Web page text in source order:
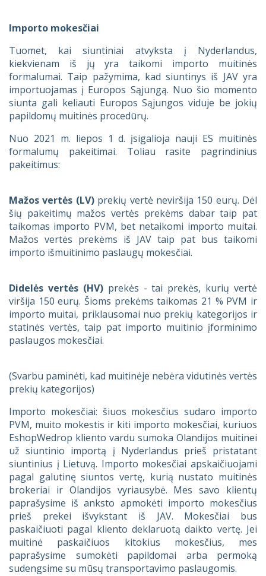
Importo mokesčiai
Tuomet, kai siuntiniai atvyksta į Nyderlandus,
kiekvienam iš jų yra taikomi importo muitinės
formalumai. Taip pažymima, kad siuntinys iš JAV yra
importuojamas į Europos Sąjungą. Nuo šio momento
siunta gali keliauti Europos Sąjungos viduje be jokių
papildomų muitinės procedūrų.
Nuo 2021 m. liepos 1 d. įsigalioja nauji ES muitinės
formalumų pakeitimai. Toliau rasite pagrindinius
pakeitimus:
Mažos vertės (LV)prekių vertė neviršija 150 eurų. Dėl
šių pakeitimų mažos vertės prekėms dabar taip pat
taikomas importo PVM, bet netaikomi importo muitai.
Mažos vertės prekėms iš JAV taip pat bus taikomi
importo išmuitinimo paslaugų mokesčiai.
Didelės vertės (HV)prekės - tai prekės, kurių vertė
viršija 150 eurų. Šioms prekėms taikomas 21 % PVM ir
importo muitai, priklausomai nuo prekių kategorijos ir
statinės vertės, taip pat importo muitinio įforminimo
paslaugos mokesčiai.
(Svarbu paminėti, kad muitinėje nebėra vidutinės vertės
prekių kategorijos)
Importo mokesčiai: šiuos mokesčius sudaro importo
PVM, muito mokestis ir kiti importo mokesčiai, kuriuos
EshopWedrop kliento vardu sumoka Olandijos muitinei
už siuntinio importą į Nyderlandus prieš pristatant
siuntinius į Lietuvą. Importo mokesčiai apskaičiuojami
pagal galutinę siuntos vertę, kurią nustato muitinės
brokeriai ir Olandijos vyriausybė. Mes savo klientų
paprašysime iš anksto apmokėti importo mokesčius
prieš prekei išvykstant iš JAV. Mokesčiai bus
paskaičiuoti pagal kliento deklaruotą daikto vertę. Jei
muitinė paskaičiuos kitokius mokesčius, mes
paprašysime sumokėti papildomai arba permoką
sudengsime su mūsų transportavimo paslaugomis.